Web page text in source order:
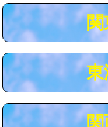
マス交換（土の掘削・
マス交換（深さ50㎝未
マス交換（深さ50㎝以
コンクリート斫り（厚
コンクリート斫り（厚
モルタル補修（厚さ10
関